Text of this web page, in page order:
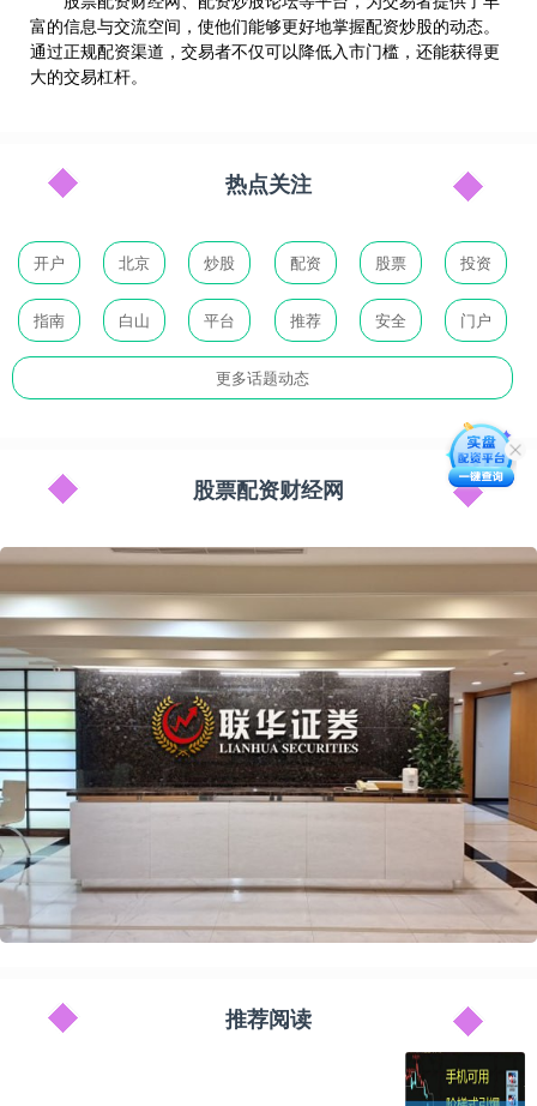
富的信息与交流空间，使他们能够更好地掌握配资炒股的动态。
通过正规配资渠道，交易者不仅可以降低入市门槛，还能获得更
大的交易杠杆。
热点关注
开户 北京 炒股 配资 股票 投资
指南 白山 平台 推荐 安全 门户
更多话题动态
股票配资财经网
推荐阅读